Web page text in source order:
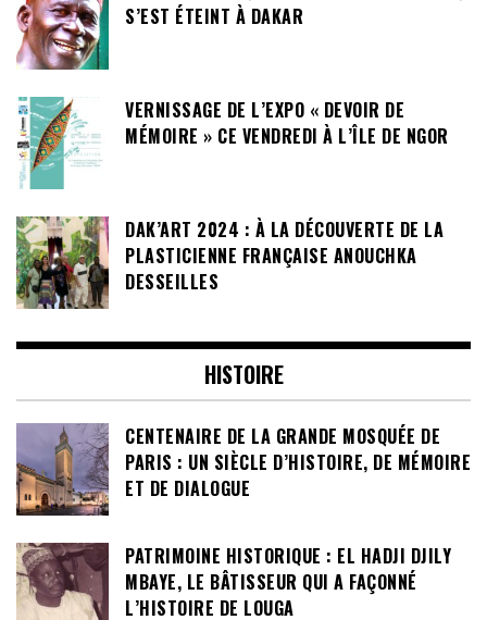
S’EST ÉTEINT À DAKAR
VERNISSAGE DE L’EXPO « DEVOIR DE
MÉMOIRE » CE VENDREDI À L’ÎLE DE NGOR
DAK’ART 2024 : À LA DÉCOUVERTE DE LA
PLASTICIENNE FRANÇAISE ANOUCHKA
DESSEILLES
HISTOIRE
CENTENAIRE DE LA GRANDE MOSQUÉE DE
PARIS : UN SIÈCLE D’HISTOIRE, DE MÉMOIRE
ET DE DIALOGUE
PATRIMOINE HISTORIQUE : EL HADJI DJILY
MBAYE, LE BÂTISSEUR QUI A FAÇONNÉ
L’HISTOIRE DE LOUGA